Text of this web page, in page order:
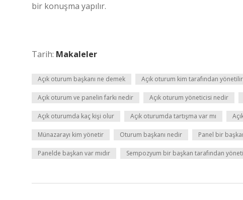
bir konuşma yapılır.
Tarih: Makaleler
Açık oturum başkanı ne demek Açık oturum kim tarafından yönetilir
Açık oturum ve panelin farkı nedir Açık oturum yöneticisi nedir
Açık oturumda kaç kişi olur Açık oturumda tartışma var mı
Münazarayı kim yönetir Oturum başkanı nedir Panel bir
Panelde başkan var mıdır Sempozyum bir başkan tarafından